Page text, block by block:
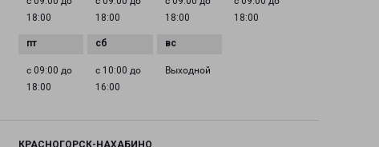
18:00
18:00
18:00
18:00
с 09:00 до
18:00
с 10:00 до
16:00
Выходной
КРАСНОГОРСК-НАХАБИНО